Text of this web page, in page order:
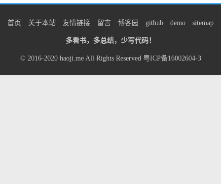
首页 关于本站 友情链接 留言 博客园 github demo sitemap
多看书，多总结，少写代码！
© 2016-2020 haoji.meAll Rights Reserved 粤ICP备16002604-3